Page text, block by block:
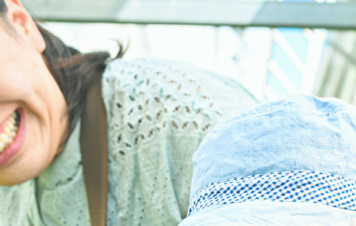
の
ス
ラ
イ
ド
の
ス
ラ
イ
ド